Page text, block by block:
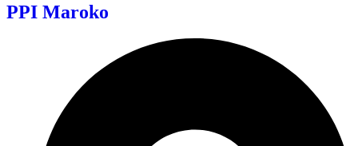
PPI Maroko